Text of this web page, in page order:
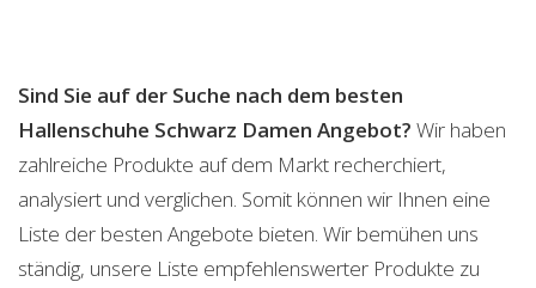
Sind Sie auf der Suche nach dem besten
Hallenschuhe Schwarz Damen Angebot? Wir haben
zahlreiche Produkte auf dem Markt recherchiert,
analysiert und verglichen. Somit können wir Ihnen eine
Liste der besten Angebote bieten. Wir bemühen uns
ständig, unsere Liste empfehlenswerter Produkte zu